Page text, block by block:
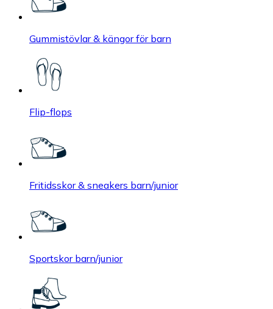
Gummistövlar & kängor för barn
Flip-flops
Fritidsskor & sneakers barn/junior
Sportskor barn/junior